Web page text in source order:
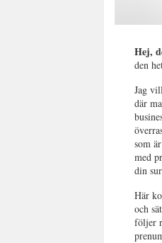
Hej,
den
Jag
där
som
med
din
Här
och
följer